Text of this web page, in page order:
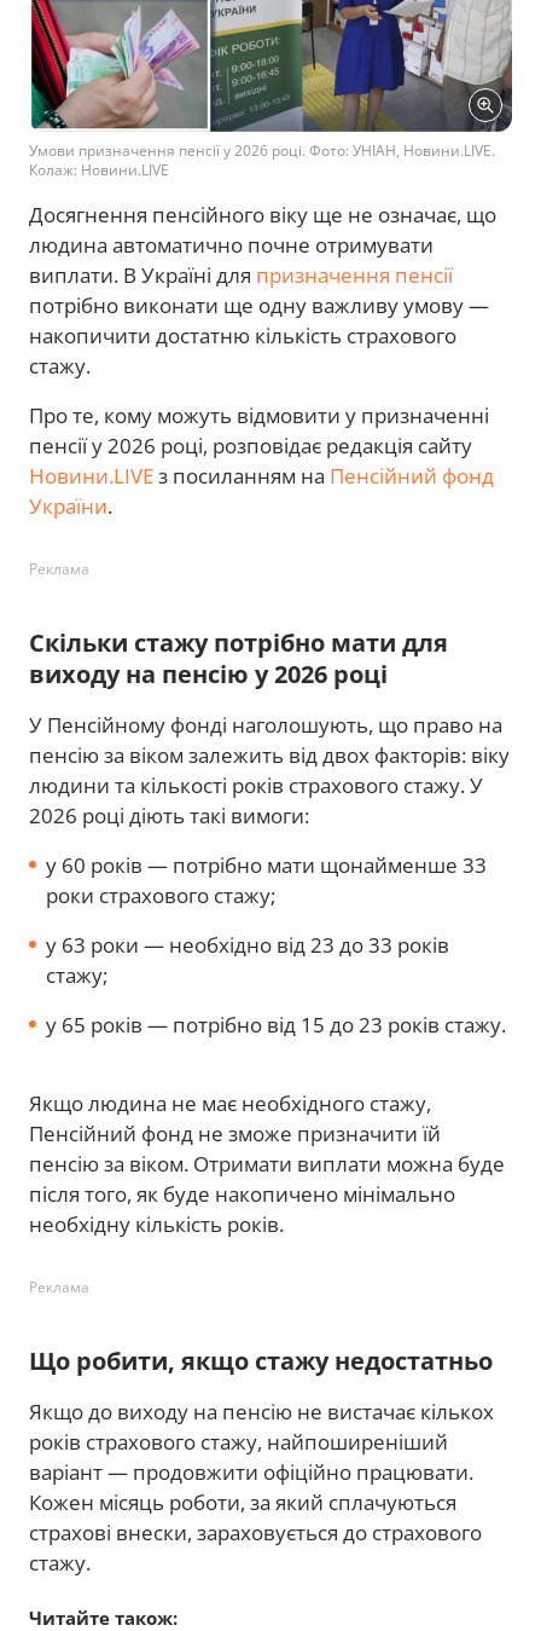
Умови призначення пенсії у 2026 році. Фото: УНІАН, Новини.LIVE.
Колаж: Новини.LIVE
Досягнення пенсійного віку ще не означає, що
людина автоматично почне отримувати
виплати. В Україні для призначення пенсії
потрібно виконати ще одну важливу умову —
накопичити достатню кількість страхового
стажу.
Про те, кому можуть відмовити у призначенні
пенсії у 2026 році, розповідає редакція сайту
Новини.LIVEз посиланням на Пенсійний фонд
України.
Реклама
Скільки стажу потрібно мати для
виходу на пенсію у 2026 році
У Пенсійному фонді наголошують, що право на
пенсію за віком залежить від двох факторів: віку
людини та кількості років страхового стажу. У
2026 році діють такі вимоги:
у 60 років — потрібно мати щонайменше 33
роки страхового стажу;
у 63 роки — необхідно від 23 до 33 років
стажу;
у 65 років — потрібно від 15 до 23 років стажу.
Якщо людина не має необхідного стажу,
Пенсійний фонд не зможе призначити їй
пенсію за віком. Отримати виплати можна буде
після того, як буде накопичено мінімально
необхідну кількість років.
Реклама
Що робити, якщо стажу недостатньо
Якщо до виходу на пенсію не вистачає кількох
років страхового стажу, найпоширеніший
варіант — продовжити офіційно працювати.
Кожен місяць роботи, за який сплачуються
страхові внески, зараховується до страхового
стажу.
Читайте також: